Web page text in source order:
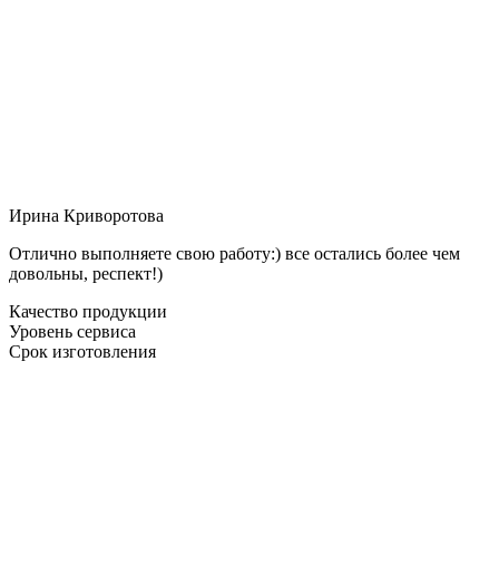
Ирина Криворотова
Отлично выполняете свою работу:) все остались более чем
довольны, респект!)
Качество продукции
Уровень сервиса
Срок изготовления